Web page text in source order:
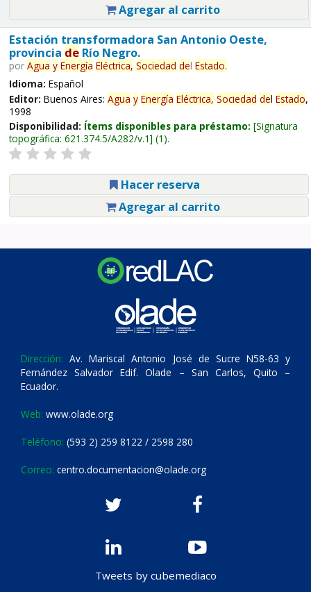
Agregar al carrito
Estación transformadora San Antonio Oeste,
provincia deRío Negro.
por Agua y Energía Eléctrica, Sociedad del Estado.
Idioma: Español
Editor: Buenos Aires: Agua y Energía Eléctrica, Sociedad del Estado,
1998
Disponibilidad: Ítems disponibles para préstamo: Signatura
topográfica: 621.374.5/A282/v.1 (1).
Hacer reserva
Agregar al carrito
Dirección: Av. Mariscal Antonio José de Sucre N58-63 y
Fernández Salvador Edif. Olade – San Carlos, Quito –
Ecuador.
Web: www.olade.org
Teléfono: (593 2) 259 8122 / 2598 280
Correo: centro.documentacion@olade.org
Tweets by cubemediaco